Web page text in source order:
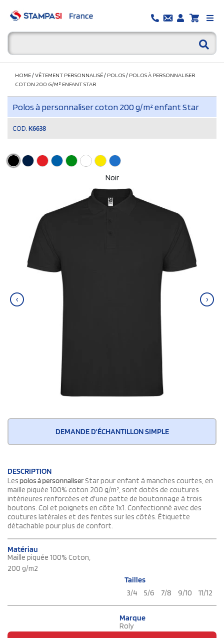
HOME/VÊTEMENT PERSONNALISÉ/ POLOS/ POLOS À PERSONNALISER
COTON 200 G/M² ENFANT STAR
Polos à personnaliser coton 200 g/m² enfant Star
COD. K6638
Noir
‹ ›
DEMANDE D'ÉCHANTILLON SIMPLE
DESCRIPTION
Les polos à personnaliser Star pour enfant à manches courtes, en
maille piquée 100% coton 200 g/m², sont dotés de coutures
intérieures renforcées et d'une patte de boutonnage à trois
boutons. Col et poignets en côte 1x1. Confectionné avec des
coutures latérales et des fentes sur les côtés. Étiquette
détachable pour plus de confort.
Matériau
Maille piquée 100% Coton,
200 g/m2
Tailles
3/4
5/6 7/8 9/10 11/12
Marque
Roly